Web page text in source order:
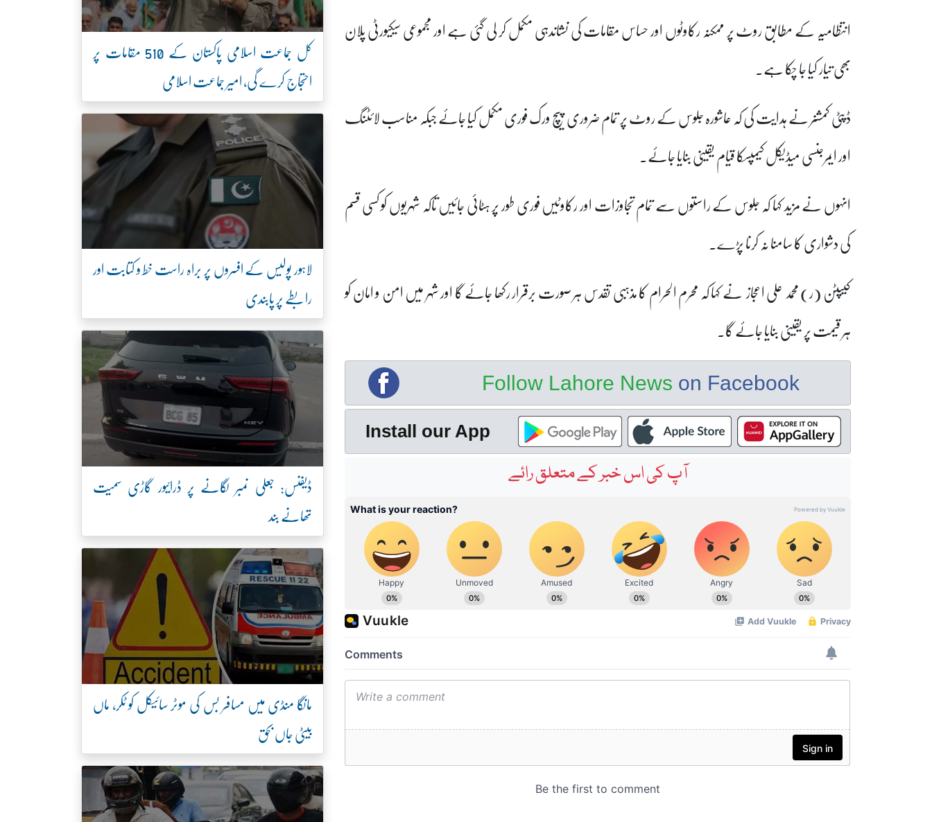
انتظامیہ کے مطابق روٹ پر ممکنہ رکاوٹوں اور حساس مقامات کی نشاندہی مکمل کر لی گئی ہے اور مجموعی سیکیورٹی پلان
بھی تیار کیا جا چکا ہے۔
ڈپٹی کمشنر نے ہدایت کی کہ عاشورہ جلوس کے روٹ پر تمام ضروری پیچ ورک فوری مکمل کیا جائے جبکہ مناسب لائٹنگ
اور ایمرجنسی میڈیکل کیمپسکا قیام یقینی بنایا جائے۔
انہوں نے مزید کہا کہ جلوس کے راستوں سے تمام تجاوزات اور رکاوٹیں فوری طور پر ہٹائی جائیں تاکہ شہریوں کو کسی قسم
کی دشواری کا سامنا نہ کرنا پڑے۔
کیپٹن (ر) محمد علی اعجاز نے کہا کہ محرم الحرام کا مذہبی تقدس ہر صورت برقرار رکھا جائے گا اور شہر میں امن و امان کو
ہر قیمت پر یقینی بنایا جائے گا۔
Follow Lahore News on Facebook
Install our App
آپ کی اس خبر کے متعلق رائے
کل جماعت اسلامی پاکستان کے 510 مقامات پر
احتجاج کرے گی، امیر جماعت اسلامی
لاہور پولیس کے افسروں پر براہ راست خط و کتابت اور
رابطے پر پابندی
ڈیفنس: جعلی نمبر لگانے پر ڈرائیور گاڑی سمیت
تھانے بند
مانگا منڈی میں مسافر بس کی موٹر سائیکل کو ٹکر، ماں
بیٹی جاں بحق